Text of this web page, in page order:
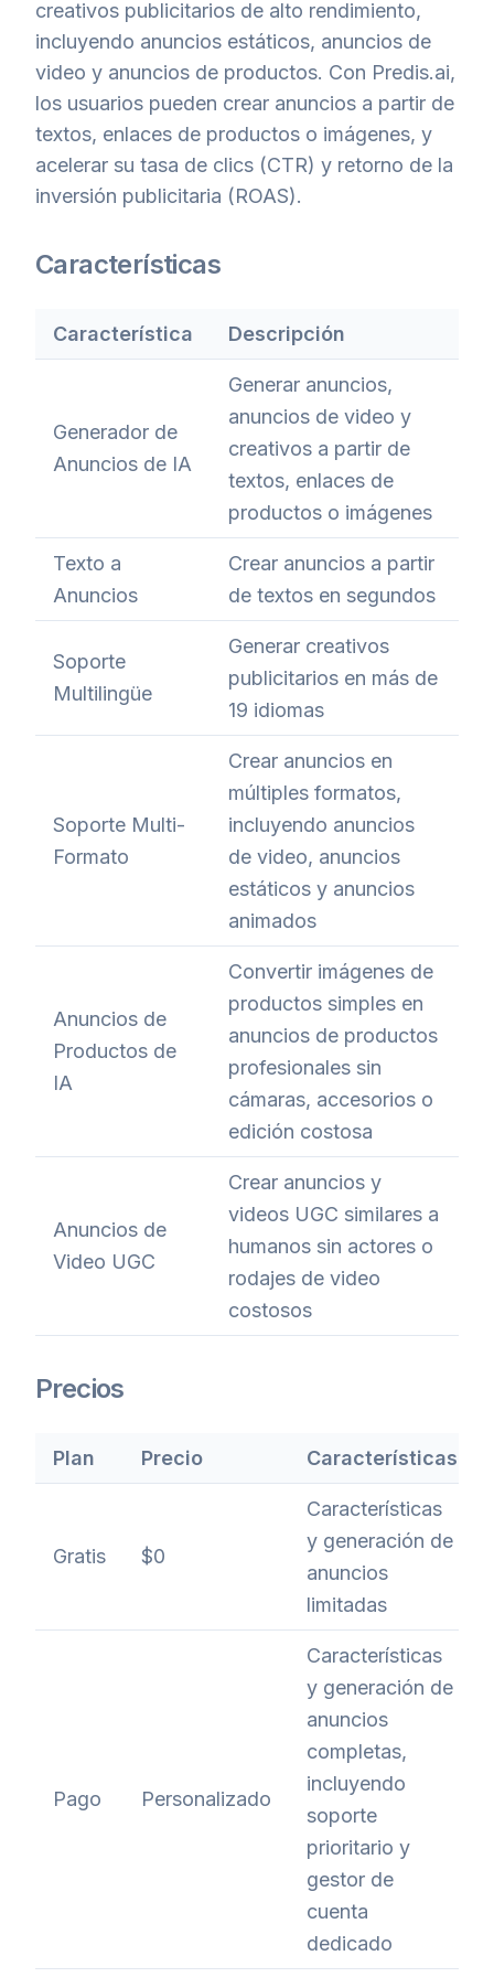
creativos publicitarios de alto rendimiento,
incluyendo anuncios estáticos, anuncios de
video y anuncios de productos. Con Predis.ai,
los usuarios pueden crear anuncios a partir de
textos, enlaces de productos o imágenes, y
acelerar su tasa de clics (CTR) y retorno de la
inversión publicitaria (ROAS).
Características
Característica Descripción
Generador de
Anuncios de IA
Generar anuncios,
anuncios de video y
creativos a partir de
textos, enlaces de
productos o imágenes
Texto a
Anuncios
Crear anuncios a partir
de textos en segundos
Soporte
Multilingüe
Generar creativos
publicitarios en más de
19 idiomas
Soporte Multi-
Formato
Crear anuncios en
múltiples formatos,
incluyendo anuncios
de video, anuncios
estáticos y anuncios
animados
Anuncios de
Productos de
IA
Convertir imágenes de
productos simples en
anuncios de productos
profesionales sin
cámaras, accesorios o
edición costosa
Anuncios de
Video UGC
Crear anuncios y
videos UGC similares a
humanos sin actores o
rodajes de video
costosos
Precios
Plan Precio Características
Gratis $0
Características
y generación de
anuncios
limitadas
Pago Personalizado
Características
y generación de
anuncios
completas,
incluyendo
soporte
prioritario y
gestor de
cuenta
dedicado